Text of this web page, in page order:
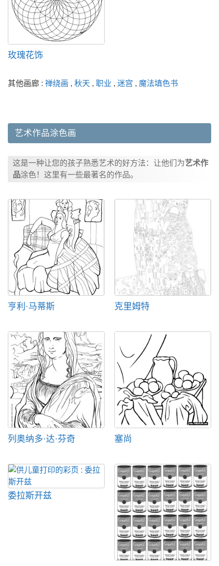
玫瑰花饰
其他画廊 : 禅绕画 , 秋天 , 职业 , 迷宫 , 魔法填色书
艺术作品涂色画
这是一种让您的孩子熟悉艺术的好方法：让他们为艺术作
品涂色！这里有一些最著名的作品。
亨利·马蒂斯 克里姆特
列奥纳多·达·芬奇 塞尚
委拉斯开兹